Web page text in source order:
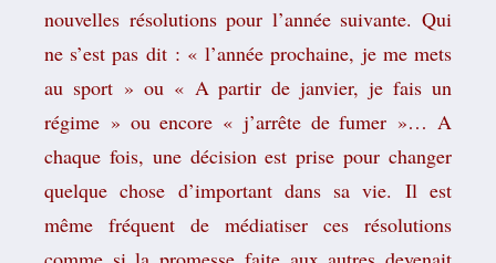
nouvelles résolutions pour l’année suivante. Qui
ne s’est pas dit : « l’année prochaine, je me mets
au sport » ou « A partir de janvier, je fais un
régime » ou encore « j’arrête de fumer »… A
chaque fois, une décision est prise pour changer
quelque chose d’important dans sa vie. Il est
même fréquent de médiatiser ces résolutions